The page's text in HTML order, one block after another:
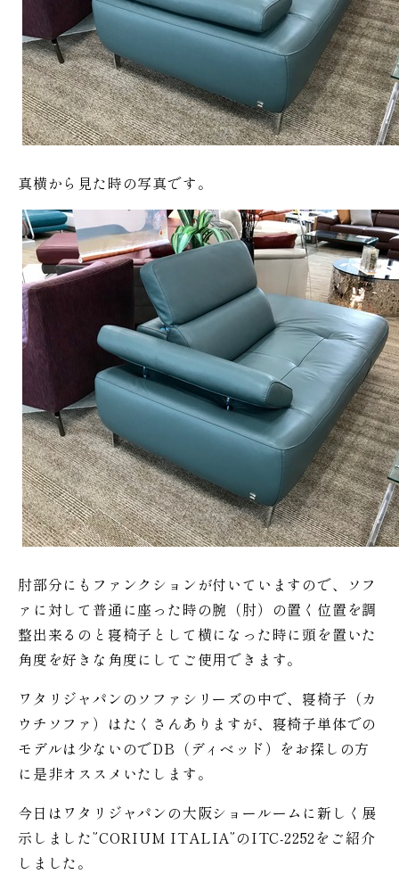
真横から見た時の写真です。
肘部分にもファンクションが付いていますので、ソフ
ァに対して普通に座った時の腕（肘）の置く位置を調
整出来るのと寝椅子として横になった時に頭を置いた
角度を好きな角度にしてご使用できます。
ワタリジャパンのソファシリーズの中で、寝椅子（カ
ウチソファ）はたくさんありますが、寝椅子単体での
モデルは少ないのでDB（ディベッド）をお探しの方
に是非オススメいたします。
今日はワタリジャパンの大阪ショールームに新しく展
示しました”CORIUM ITALIA”のITC-2252をご紹介
しました。